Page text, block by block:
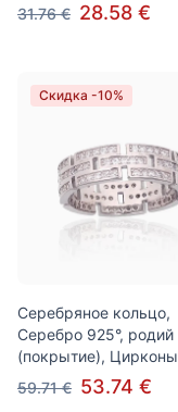
31.76 € 28.58 €
Скидка -10%
Серебряное кольцо,
Серебро 925°, родий
(покрытие), Цирконы
59.71 € 53.74 €